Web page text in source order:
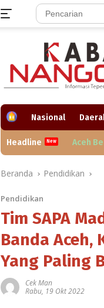
H
e
Nasional
Headline Aceh
Beranda Pendidikan
Pendidikan
Tim SAPA
Banda Aceh,
Yang Paling
Cek Man
Rabu, 19 Okt 2022